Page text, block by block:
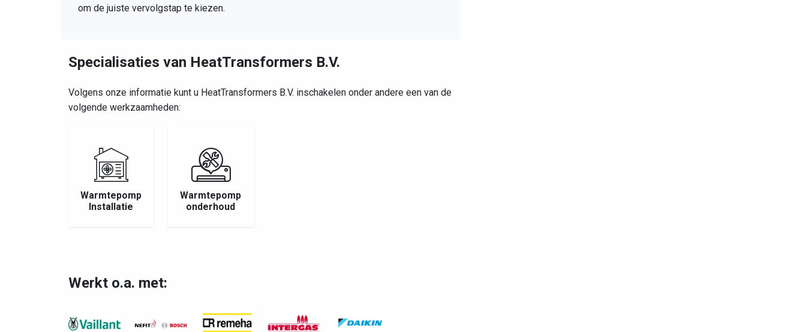
om de juiste vervolgstap te kiezen.
Specialisaties van HeatTransformers B.V.
Volgens onze informatie kunt u HeatTransformers B.V. inschakelen onder andere een van de
volgende werkzaamheden:
Warmtepomp
Installatie
Warmtepomp
onderhoud
Werkt o.a. met: